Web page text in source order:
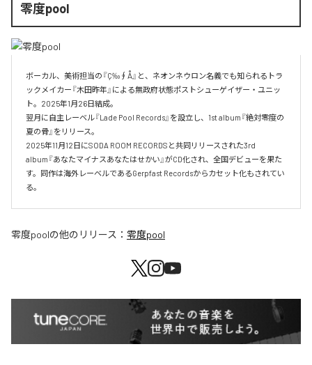
零度pool
ボーカル、美術担当の『Ç‰∮Å』と、ネオンネウロン名義でも知られるトラ
ックメイカー『木田昨年』による無政府状態ポストシューゲイザー・ユニッ
ト。2025年1月26日結成。
翌月に自主レーベル『Lade Pool Records』を設立し、1st album『絶対零度の
夏の骨』をリリース。
2025年11月12日にSODA ROOM RECORDSと共同リリースされた3rd
album『あなたマイナスあなたはせかい』がCD化され、全国デビューを果た
す。同作は海外レーベルであるGerpfast Recordsからカセット化もされてい
る。
零度poolの他のリリース： 零度pool